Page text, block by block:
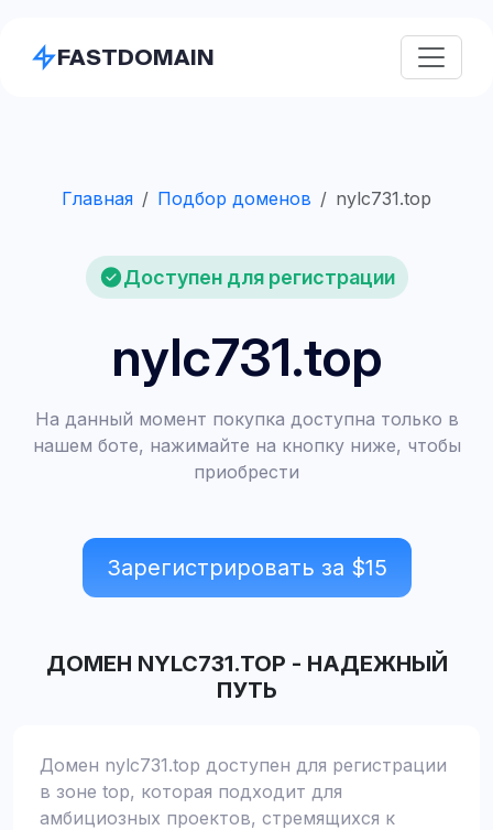
FASTDOMAIN
Главная Подбор доменов nylc731.top
Доступен для регистрации
nylc731.top
На данный момент покупка доступна только в
нашем боте, нажимайте на кнопку ниже, чтобы
приобрести
Зарегистрировать за $15
ДОМЕН NYLC731.TOP - НАДЕЖНЫЙ
ПУТЬ
Домен nylc731.top доступен для регистрации
в зоне top, которая подходит для
амбициозных проектов, стремящихся к